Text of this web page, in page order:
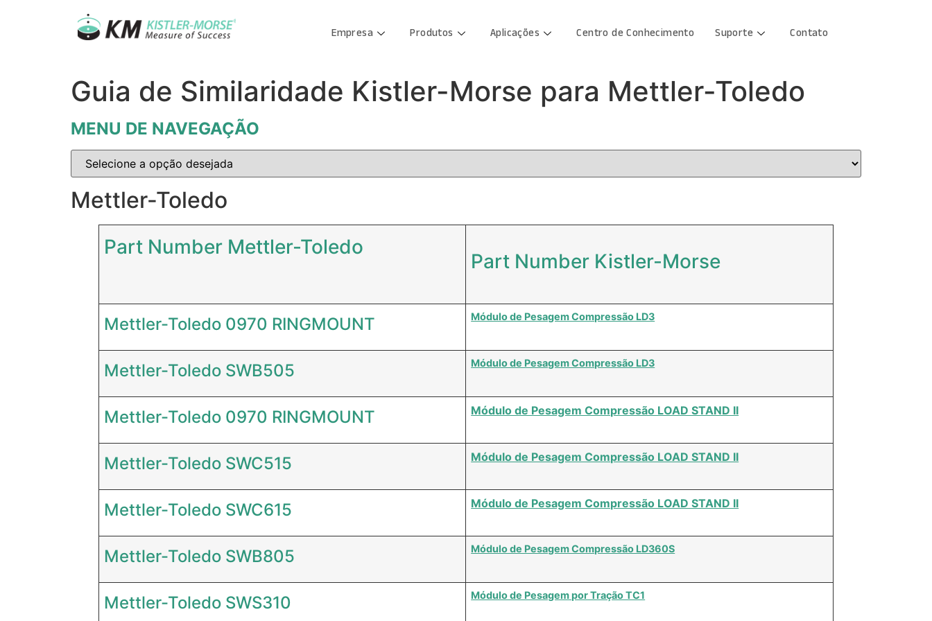
Empresa Produtos Aplicações Centro de Conhecimento Suporte Contato
Guia de Similaridade Kistler-Morse para Mettler-Toledo
MENU DE NAVEGAÇÃO
Mettler-Toledo
Part Number Mettler-Toledo
Part Number Kistler-Morse
Mettler-Toledo 0970 RINGMOUNT Módulo de Pesagem Compressão LD3
Mettler-Toledo SWB505 Módulo de Pesagem Compressão LD3
Mettler-Toledo 0970 RINGMOUNT Módulo de Pesagem Compressão LOAD STAND II
Mettler-Toledo SWC515 Módulo de Pesagem Compressão LOAD STAND II
Mettler-Toledo SWC615 Módulo de Pesagem Compressão LOAD STAND II
Mettler-Toledo SWB805 Módulo de Pesagem Compressão LD360S
Mettler-Toledo SWS310 Módulo de Pesagem por Tração TC1